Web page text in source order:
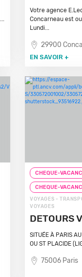
Votre agence
Concarneau est
Lundi...
29900
EN SAVOIR +
CHEQUE-
CHEQUE-
VOYAGES -
VOYAGES
DETOURS
SITUÉE À PARIS
OU ST PLACIDE
75006 Paris